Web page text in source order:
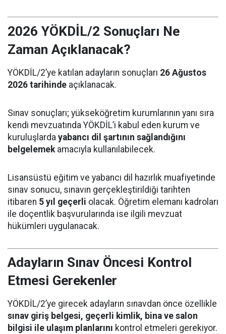
2026 YÖKDİL/2 Sonuçları Ne
Zaman Açıklanacak?
YÖKDİL/2’ye katılan adayların sonuçları 26 Ağustos
2026 tarihinde açıklanacak.
Sınav sonuçları; yükseköğretim kurumlarının yanı sıra
kendi mevzuatında YÖKDİL’i kabul eden kurum ve
kuruluşlarda yabancı dil şartının sağlandığını
belgelemek amacıyla kullanılabilecek.
Lisansüstü eğitim ve yabancı dil hazırlık muafiyetinde
sınav sonucu, sınavın gerçekleştirildiği tarihten
itibaren 5 yıl geçerli olacak. Öğretim elemanı kadroları
ile doçentlik başvurularında ise ilgili mevzuat
hükümleri uygulanacak.
Adayların Sınav Öncesi Kontrol
Etmesi Gerekenler
YÖKDİL/2’ye girecek adayların sınavdan önce özellikle
sınav giriş belgesi, geçerli kimlik, bina ve salon
bilgisi ile ulaşım planlarını kontrol etmeleri gerekiyor.